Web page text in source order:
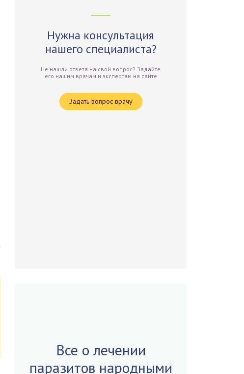
Нужна консультация
нашего специалиста?
Не нашли ответа на свой вопрос? Задайте
его нашим врачам и экспертам на сайте
Задать вопрос врачу
Все о лечении
паразитов народными